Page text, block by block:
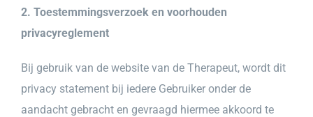
2. Toestemmingsverzoek en voorhouden
privacyreglement
Bij gebruik van de website van de Therapeut, wordt dit
privacy statement bij iedere Gebruiker onder de
aandacht gebracht en gevraagd hiermee akkoord te